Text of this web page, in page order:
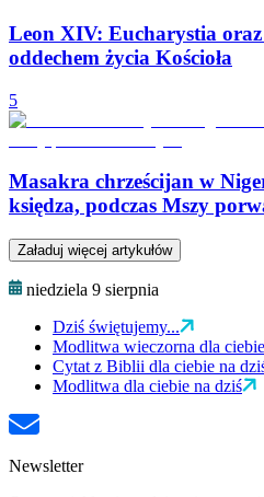
Leon XIV: Eucharystia
oddechem życia Kościoła
5
Masakra chrześcijan w
księdza, podczas Mszy
Załaduj więcej artykułów
niedziela 9 sierpnia
Dziś świętujemy...
Modlitwa wieczorna dla ciebie
Cytat z Biblii dla ciebie na
Modlitwa dla ciebie na dziś
Newsletter